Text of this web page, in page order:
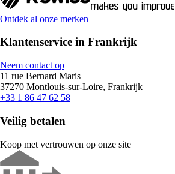
Ontdek al onze merken
Klantenservice in Frankrijk
Neem contact op
11 rue Bernard Maris
37270 Montlouis-sur-Loire, Frankrijk
+33 1 86 47 62 58
Veilig betalen
Koop met vertrouwen op onze site